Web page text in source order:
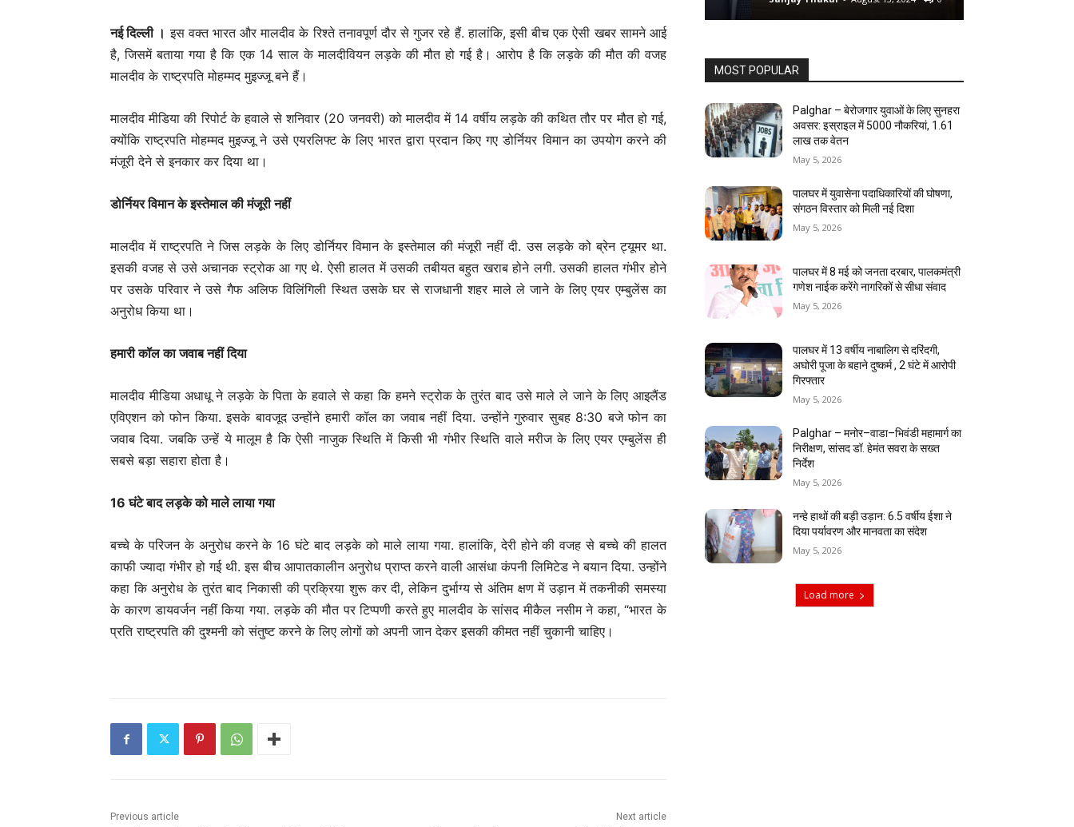
नई दिल्‍ली । इस वक्त भारत और मालदीव के रिश्ते तनावपूर्ण दौर से गुजर रहे हैं. हालांकि, इसी बीच एक ऐसी खबर सामने आई
है, जिसमें बताया गया है कि एक 14 साल के मालदीवियन लड़के की मौत हो गई है। आरोप है कि लड़के की मौत की वजह
मालदीव के राष्ट्रपति मोहम्मद मुइज्जू बने हैं।
मालदीव मीडिया की रिपोर्ट के हवाले से शनिवार (20 जनवरी) को मालदीव में 14 वर्षीय लड़के की कथित तौर पर मौत हो गई,
क्योंकि राष्ट्रपति मोहम्मद मुइज्जू ने उसे एयरलिफ्ट के लिए भारत द्वारा प्रदान किए गए डोर्नियर विमान का उपयोग करने की
मंजूरी देने से इनकार कर दिया था।
डोर्नियर विमान के इस्तेमाल की मंजूरी नहीं
मालदीव में राष्ट्रपति ने जिस लड़के के लिए डोर्नियर विमान के इस्तेमाल की मंजूरी नहीं दी. उस लड़के को ब्रेन ट्यूमर था.
इसकी वजह से उसे अचानक स्ट्रोक आ गए थे. ऐसी हालत में उसकी तबीयत बहुत खराब होने लगी. उसकी हालत गंभीर होने
पर उसके परिवार ने उसे गैफ अलिफ विलिंगिली स्थित उसके घर से राजधानी शहर माले ले जाने के लिए एयर एम्बुलेंस का
अनुरोध किया था।
हमारी कॉल का जवाब नहीं दिया
मालदीव मीडिया अधाधू ने लड़के के पिता के हवाले से कहा कि हमने स्ट्रोक के तुरंत बाद उसे माले ले जाने के लिए आइलैंड
एविएशन को फोन किया. इसके बावजूद उन्होंने हमारी कॉल का जवाब नहीं दिया. उन्होंने गुरुवार सुबह 8:30 बजे फोन का
जवाब दिया. जबकि उन्हें ये मालूम है कि ऐसी नाजुक स्थिति में किसी भी गंभीर स्थिति वाले मरीज के लिए एयर एम्बुलेंस ही
सबसे बड़ा सहारा होता है।
16 घंटे बाद लड़के को माले लाया गया
बच्चे के परिजन के अनुरोध करने के 16 घंटे बाद लड़के को माले लाया गया. हालांकि, देरी होने की वजह से बच्चे की हालत
काफी ज्यादा गंभीर हो गई थी. इस बीच आपातकालीन अनुरोध प्राप्त करने वाली आसंधा कंपनी लिमिटेड ने बयान दिया. उन्होंने
कहा कि अनुरोध के तुरंत बाद निकासी की प्रक्रिया शुरू कर दी, लेकिन दुर्भाग्य से अंतिम क्षण में उड़ान में तकनीकी समस्या
के कारण डायवर्जन नहीं किया गया. लड़के की मौत पर टिप्पणी करते हुए मालदीव के सांसद मीकैल नसीम ने कहा, “भारत के
प्रति राष्ट्रपति की दुश्मनी को संतुष्ट करने के लिए लोगों को अपनी जान देकर इसकी कीमत नहीं चुकानी चाहिए।
Previous article Next article
MOST POPULAR
Palghar – बेरोजगार युवाओं के लिए सुनहरा
अवसर: इस्राइल में 5000 नौकरियां, ₹1.61
लाख तक वेतन
May 5, 2026
पालघर में युवासेना पदाधिकारियों की घोषणा,
संगठन विस्तार को मिली नई दिशा
May 5, 2026
पालघर में 8 मई को जनता दरबार, पालकमंत्री
गणेश नाईक करेंगे नागरिकों से सीधा संवाद
May 5, 2026
पालघर में 13 वर्षीय नाबालिग से दरिंदगी,
अघोरी पूजा के बहाने दुष्कर्म , 2 घंटे में आरोपी
गिरफ्तार
May 5, 2026
Palghar – मनोर–वाडा–भिवंडी महामार्ग का
निरीक्षण, सांसद डॉ. हेमंत सवरा के सख्त
निर्देश
May 5, 2026
नन्हे हाथों की बड़ी उड़ान: 6.5 वर्षीय ईशा ने
दिया पर्यावरण और मानवता का संदेश
May 5, 2026
Load more